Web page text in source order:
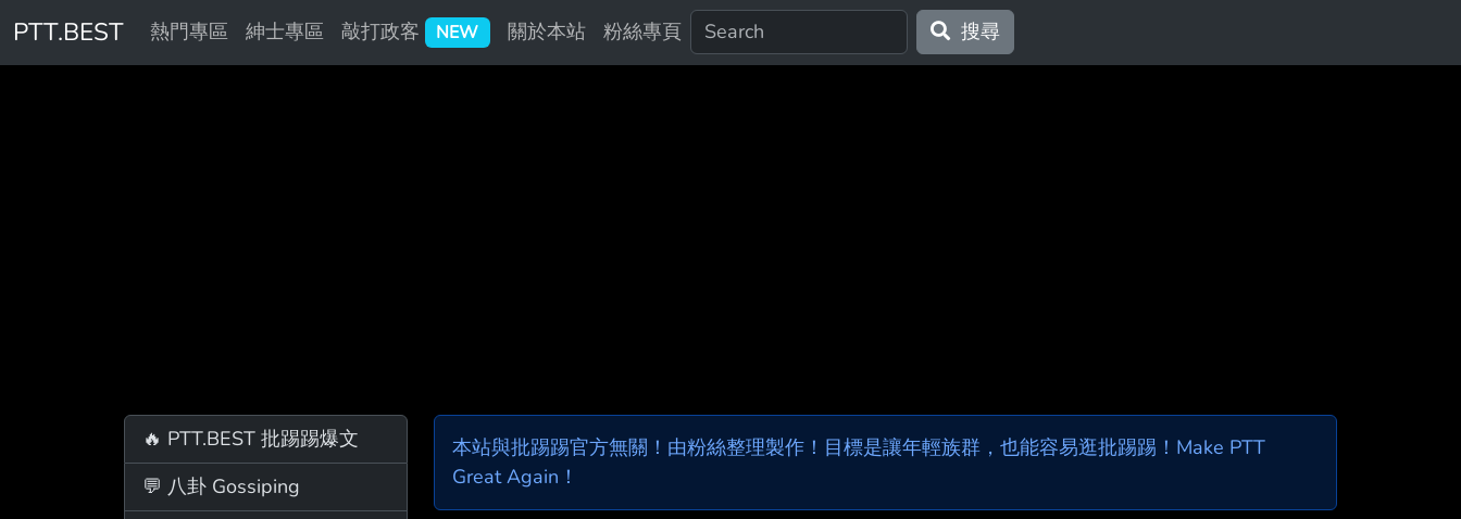
PTT.BEST 熱門專區 紳士專區 敲打政客 NEW 關於本站 粉絲專頁 搜尋
🔥 PTT.BEST 批踢踢爆文
💬 八卦 Gossiping
本站與批踢踢官方無關！由粉絲整理製作！目標是讓年輕族群，也能容易逛批踢踢！Make PTT
Great Again！